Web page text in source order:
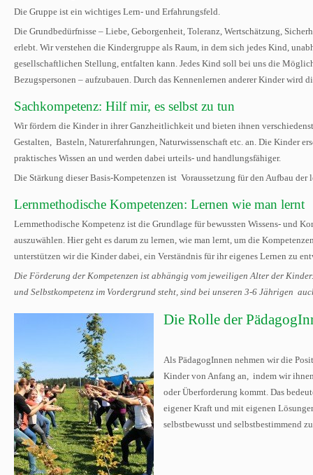
Die Gruppe ist ein wichtiges Lern- und Erfahrungsfeld.
Die Grundbedürfnisse – Liebe, Geborgenheit, Toleranz, Wertschätzung,
erlebt. Wir verstehen die Kindergruppe als Raum, in dem sich jedes Kind,
gesellschaftlichen Stellung, entfalten kann. Jedes Kind soll bei uns die
Bezugspersonen – aufzubauen. Durch das Kennenlernen anderer Kinder wird
Sachkompetenz: Hilf mir, es selbst zu tun
Wir fördern die Kinder in ihrer Ganzheitlichkeit und bieten ihnen
Gestalten, Basteln, Naturerfahrungen, Naturwissenschaft etc. an. Die Kinder
praktisches Wissen an und werden dabei urteils- und handlungsfähiger.
Die Stärkung dieser Basis-Kompetenzen ist Voraussetzung für den Aufbau der
Lernmethodische Kompetenzen: Lernen wie man lernt
Lernmethodische Kompetenz ist die Grundlage für bewussten Wissens- und
auszuwählen. Hier geht es darum zu lernen, wie man lernt, um die
unterstützen wir die Kinder dabei, ein Verständnis für ihr eigenes Lernen zu
Die Förderung der Kompetenzen ist abhängig vom jeweiligen Alter der
und Selbstkompetenz im Vordergrund steht, sind bei unseren 3-6 Jährigen
Die Rolle der
Als PädagogInnen nehmen wir die
Kinder von Anfang an, indem wir
oder Überforderung kommt. Das
eigener Kraft und mit eigenen
selbstbewusst und selbstbestimmend